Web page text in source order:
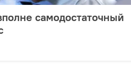
самодостаточный